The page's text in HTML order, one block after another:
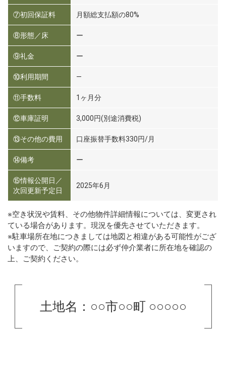
⑦初回保証料 月額総支払額の80%
⑧形態／床 ー
⑨礼金 ー
⑩利用期間 ―
⑪手数料 1ヶ月分
⑫車庫証明 3,000円(別途消費税)
⑬その他の費用 口座振替手数料330円/月
⑭備考 ー
⑮情報公開日／
次回更新予定日
2025年6月
※空き状況や賃料、その他物件詳細情報については、変更され
ている場合があります。現況を優先させていただきます。
※駐車場所在地につきましては地図と相違がある可能性がござ
いますので、ご契約の際には必ず仲介業者に所在地を確認の
上、ご契約ください。
土地名：○○市○○町 ○○○○○